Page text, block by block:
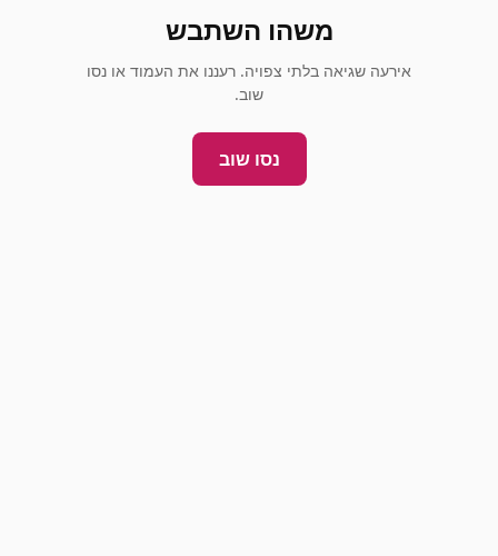
משהו השתבש
אירעה שגיאה בלתי צפויה. רעננו את העמוד או נסו
שוב.
נסו שוב